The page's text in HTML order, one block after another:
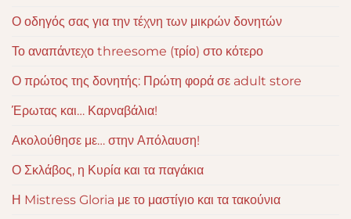
Ο οδηγός σας για την τέχνη των μικρών δονητών
Το αναπάντεχο threesome (τρίο) στο κότερο
Ο πρώτος της δονητής: Πρώτη φορά σε adult store
Έρωτας και… Καρναβάλια!
Ακολούθησε με… στην Απόλαυση!
Ο Σκλάβος, η Κυρία και τα παγάκια
Η Mistress Gloria με το μαστίγιο και τα τακούνια